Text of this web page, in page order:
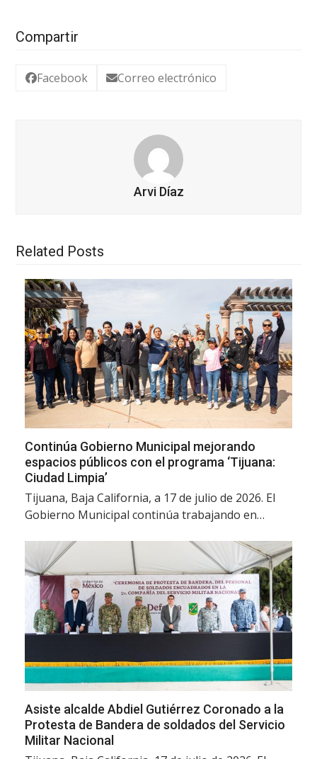
Compartir
Facebook Correo electrónico
Arvi Díaz
Related Posts
Continúa Gobierno Municipal mejorando
espacios públicos con el programa ‘Tijuana:
Ciudad Limpia’
Tijuana, Baja California, a 17 de julio de 2026. El
Gobierno Municipal continúa trabajando en…
Asiste alcalde Abdiel Gutiérrez Coronado a la
Protesta de Bandera de soldados del Servicio
Militar Nacional